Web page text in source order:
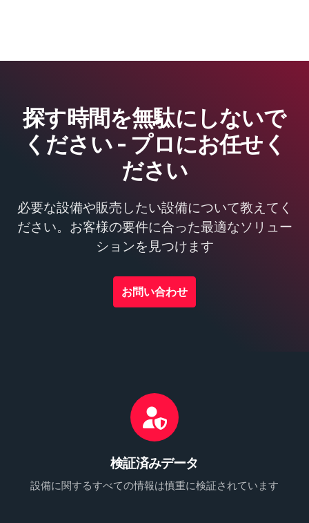
探す時間を無駄にしないで
ください - プロにお任せく
ださい
必要な設備や販売したい設備について教えてく
ださい。お客様の要件に合った最適なソリュー
ションを見つけます
お問い合わせ
検証済みデータ
設備に関するすべての情報は慎重に検証されています